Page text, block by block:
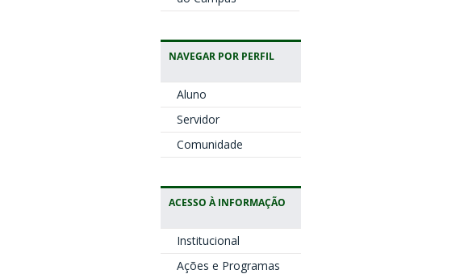
NAVEGAR POR PERFIL
Aluno
Servidor
Comunidade
ACESSO À INFORMAÇÃO
Institucional
Ações e Programas